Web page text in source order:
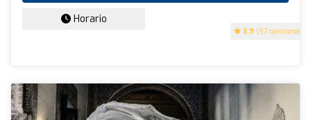
3.9 (57 opiniones)
Horario